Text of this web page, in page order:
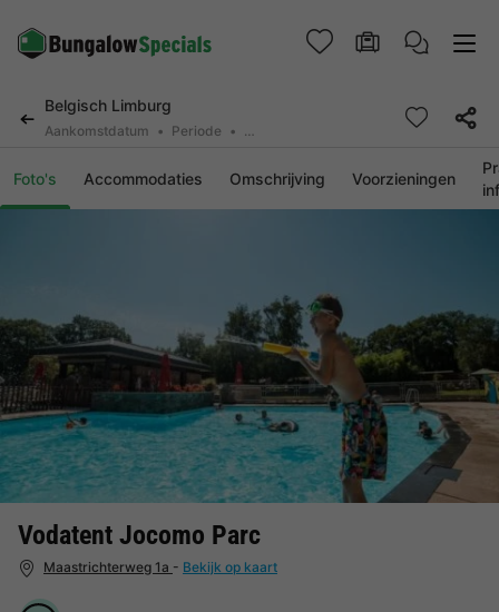
Belgisch Limburg
Aankomstdatum Periode 2 personen, 0 huisdier
Foto's Accommodaties Omschrijving Voorzieningen
Vodatent Jocomo Parc
Maastrichterweg 1a - Bekijk op kaart